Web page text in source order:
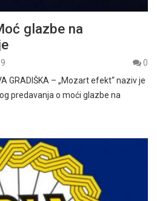
glazbe na
0
GRADIŠKA – „Mozart efekt“ naziv je
predavanja o moći glazbe na